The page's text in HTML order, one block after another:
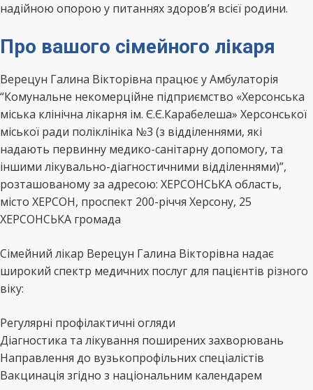
надійною опорою у питаннях здоров’я всієї родини.
Про вашого сімейного лікаря
Верецун Галина Вікторівна працює у Амбулаторія
“Комунальне некомерційне підприємство «Херсонська
міська клінічна лікарня ім. Є.Є.Карабелеша» Херсонської
міської ради поліклініка №3 (з відділеннями, які
надають первинну медико-санітарну допомогу, та
іншими лікувально-діагностичними відділеннями)”,
розташованому за адресою: ХЕРСОНСЬКА область,
місто ХЕРСОН, проспект 200-річчя Херсону, 25
ХЕРСОНСЬКА громада
Сімейний лікар Верецун Галина Вікторівна надає
широкий спектр медичних послуг для пацієнтів різного
віку:
Регулярні профілактичні огляди
Діагностика та лікування поширених захворювань
Направлення до вузькопрофільних спеціалістів
Вакцинація згідно з національним календарем